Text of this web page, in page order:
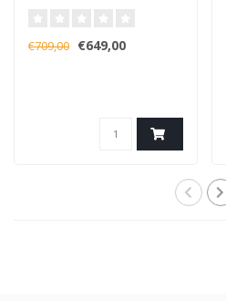
€709,00 €649,00